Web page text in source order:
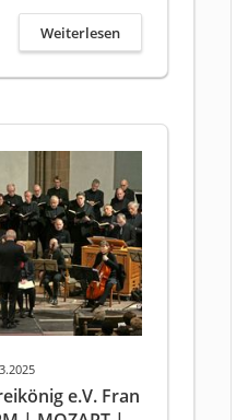
Weiterlesen
e.V. Fran